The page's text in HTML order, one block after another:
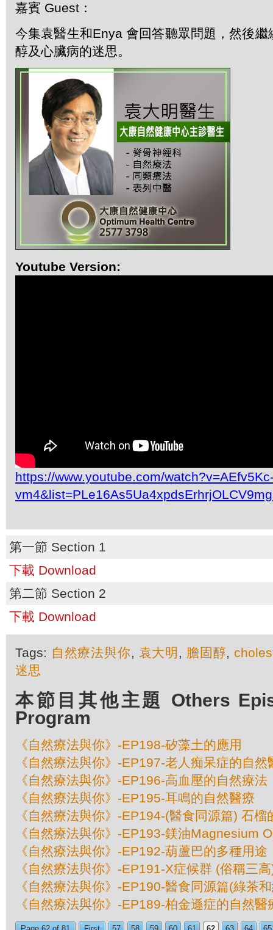
嘉賓 Guest：
今集袁醫生和Enya 會回答聽眾問題，然後繼
醇及心臟病的迷思。
Youtube Version:
https://www.youtube.com/
第一節 Section 1
下載 Download
第二節 Section 2
下載 Download
Tags: 自然療法與你, 袁大明 , 膽固醇,
迷思
本節目其他主題 Others
Program
《自然療法與你》-EP198-矽藻土的應用
《自然療法與你》-EP197-老人痴呆症的自然
《自然療法與你》-EP196-高血壓的自然療法
《自然療法與你》-EP195-耳鳴的自然醫療
《自然療法與你》-EP194-(醫食同源篇) 石榴
《自然療法與你》-EP193-鎂油Magnesium
《自然療法與你》-EP192-葫蘆巴的多種用途
《自然療法與你》-EP191-X症候群 (俗稱三
《自然療法與你》-EP190-醫食同源篇(綠茶
《自然療法與你》-EP189-柏金遜症的自然醫